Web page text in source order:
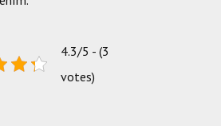
4.3/5 - (3
votes)